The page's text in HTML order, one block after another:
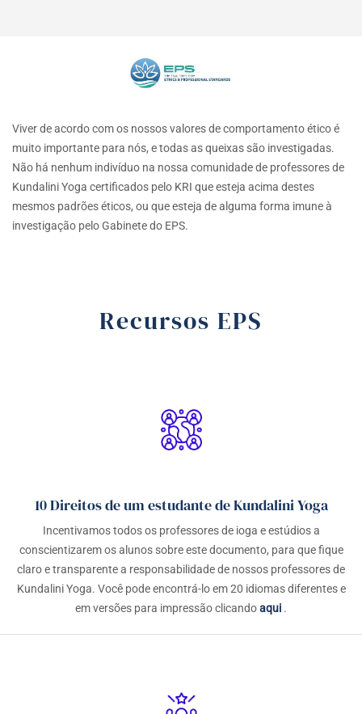
Viver de acordo com os nossos valores de comportamento ético é
muito importante para nós, e todas as queixas são investigadas.
Não há nenhum indivíduo na nossa comunidade de professores de
Kundalini Yoga certificados pelo KRI que esteja acima destes
mesmos padrões éticos, ou que esteja de alguma forma imune à
investigação pelo Gabinete do EPS.
Recursos EPS
10 Direitos de um estudante de Kundalini Yoga
Incentivamos todos os professores de ioga e estúdios a
conscientizarem os alunos sobre este documento, para que fique
claro e transparente a responsabilidade de nossos professores de
Kundalini Yoga. Você pode encontrá-lo em 20 idiomas diferentes e
em versões para impressão clicandoaqui .